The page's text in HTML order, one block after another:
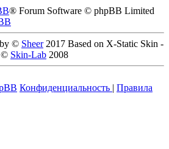
® Forum Software © phpBB Limited
© Sheer2017 Based on X-Static Skin -
© Skin-Lab 2008
Конфиденциальность | Правила